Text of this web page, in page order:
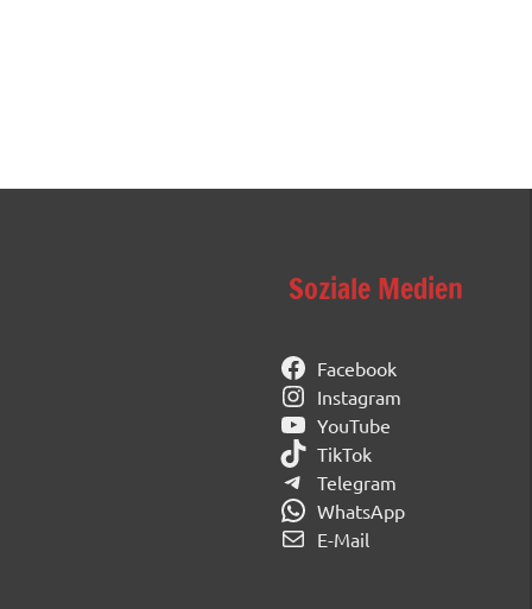
Soziale Medien
Facebook
Instagram
YouTube
TikTok
Telegram
WhatsApp
E-Mail